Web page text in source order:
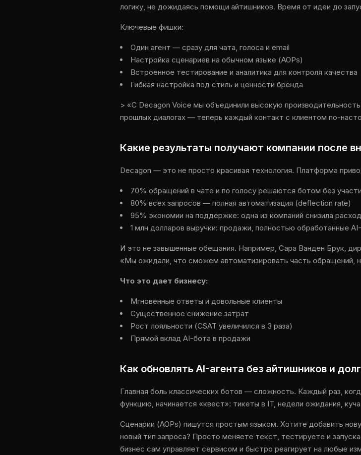
логику, не дожидаясь помощи айтишников. Время от идеи до
Ключевые фишки:
Один агент — сразу для чата, голоса и email
Настройка сценариев на обычном языке (AOPs)
Встроенное тестирование и аналитика для контроля качества
Гибкая настройка под стиль и ценности бренда
> «С Decagon Voice мы объединили высокую
прошлых диалогах — теперь каждый контакт с клиентом по-
Какие результаты получают компании после
Decagon — это не просто красивая технология. Платформа
70% обращений в чате и по голосу решаются ботом без
80% всех запросов — полная автоматизация (deflection rate)
95% экономии на поддержке: одна из компаний снизила
1 млн долларов выручки: продажи, полностью обработанные
И это не завышенные обещания. Например, Сара Ванден Брук,
«Мы ожидали, что сможем автоматизировать часть обращений,
Что это дает бизнесу:
Мгновенные ответы и довольные клиенты
Существенное снижение затрат
Рост лояльности (CSAT увеличился в 3 раза)
Прямой вклад AI-бота в продажи
Как обновлять AI-агента без айтишников и
Главная боль классических ботов — сложность. Каждый раз,
функцию, начинается «квест»: тикеты в IT, недели ожидания,
Сценарии (AOPs) пишутся простым языком. Хотите добавить
новый тип запроса? Просто меняете текст, тестируете и
бизнес сам управляет сервисом и быстро реагирует на любые